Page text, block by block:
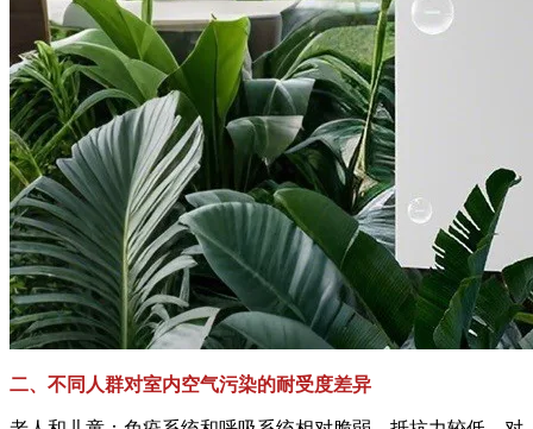
二、不同人群对室内空气污染的耐受度差异